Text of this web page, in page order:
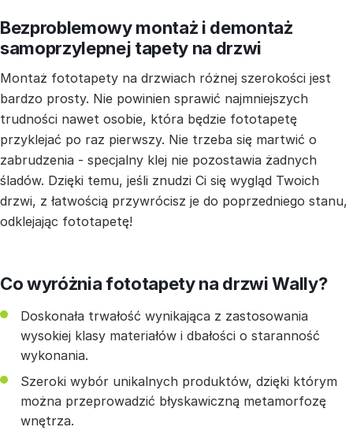
Bezproblemowy montaż i demontaż
samoprzylepnej tapety na drzwi
Montaż fototapety na drzwiach różnej szerokości jest
bardzo prosty. Nie powinien sprawić najmniejszych
trudności nawet osobie, która będzie fototapetę
przyklejać po raz pierwszy. Nie trzeba się martwić o
zabrudzenia - specjalny klej nie pozostawia żadnych
śladów. Dzięki temu, jeśli znudzi Ci się wygląd Twoich
drzwi, z łatwością przywrócisz je do poprzedniego stanu,
odklejając fototapetę!
Co wyróżnia fototapety na drzwi Wally?
Doskonała trwałość wynikająca z zastosowania
wysokiej klasy materiałów i dbałości o staranność
wykonania.
Szeroki wybór unikalnych produktów, dzięki którym
można przeprowadzić błyskawiczną metamorfozę
wnętrza.